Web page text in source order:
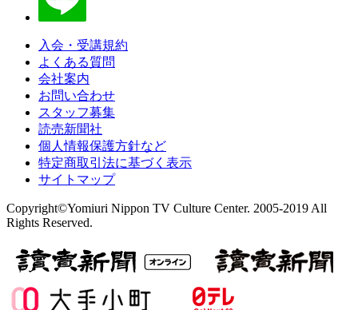
入会・受講規約
よくある質問
会社案内
お問い合わせ
スタッフ募集
読売新聞社
個人情報保護方針など
特定商取引法に基づく表示
サイトマップ
Copyright©Yomiuri Nippon TV Culture Center. 2005-2019 All
Rights Reserved.